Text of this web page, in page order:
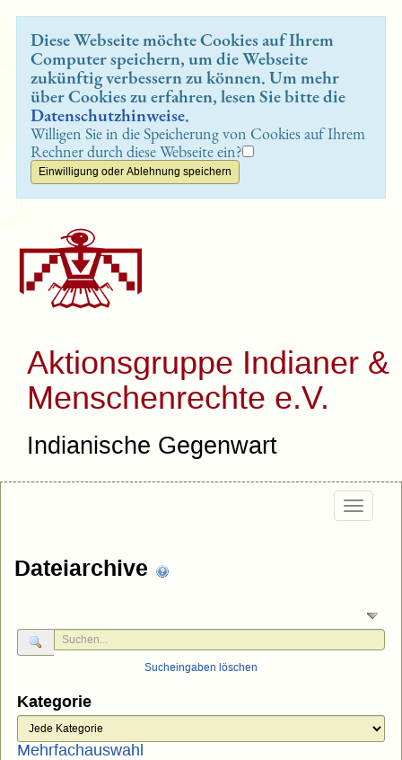
Diese Webseite möchte Cookies auf Ihrem
Computer speichern, um die Webseite
zukünftig verbessern zu können. Um mehr
über Cookies zu erfahren, lesen Sie bitte die
Datenschutzhinweise.
Willigen Sie in die Speicherung von Cookies auf Ihrem
Rechner durch diese Webseite ein?
Aktionsgruppe Indianer &
Menschenrechte e.V.
Indianische Gegenwart
Dateiarchive
Sucheingaben löschen
Kategorie
Mehrfachauswahl